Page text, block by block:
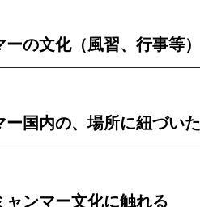
ーの文化（風習、行事等）
ー国内の、場所に紐づい
ャンマー文化に触れる